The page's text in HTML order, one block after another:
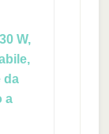
W,
da
a